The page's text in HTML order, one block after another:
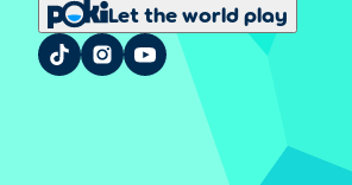
Let the world play